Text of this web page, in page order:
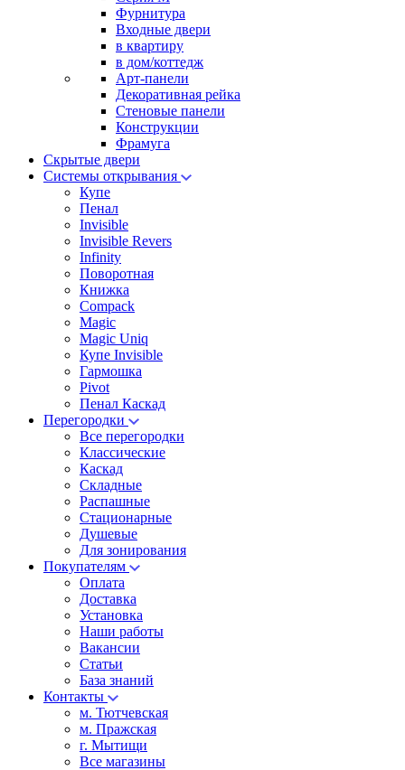
Фурнитура
Входные двери
в квартиру
в дом/коттедж
Арт-панели
Декоративная рейка
Стеновые панели
Конструкции
Фрамуга
Скрытые двери
Системы открывания
Купе
Пенал
Invisible
Invisible Revers
Infinity
Поворотная
Книжка
Compack
Magic
Magic Uniq
Купе Invisible
Гармошка
Pivot
Пенал Каскад
Перегородки
Все перегородки
Классические
Каскад
Складные
Распашные
Стационарные
Душевые
Для зонирования
Покупателям
Оплата
Доставка
Установка
Наши работы
Вакансии
Статьи
База знаний
Контакты
м. Тютчевская
м. Пражская
г. Мытищи
Все магазины